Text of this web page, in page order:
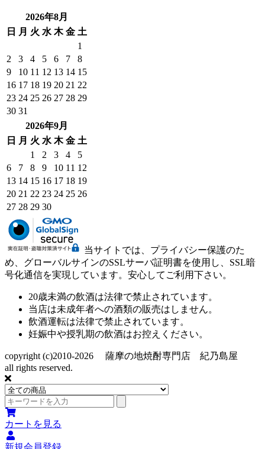
2026年8月
日
月 火 水 木 金 土
1
2
3 4 5 6 7
8
9
10 11 12 13 14 15
16 17 18 19 20 21 22
23 24 25 26 27 28 29
30 31
2026年9月
日
月 火 水 木 金 土
1
2 3 4
5
6
7 8 9 10 11 12
13 14 15 16 17 18 19
20 21 22 23 24 25 26
27 28 29 30
当サイトでは、プライバシー保護のた
め、グローバルサインのSSLサーバ証明書を使用し、SSL暗
号化通信を実現しています。安心してご利用下さい。
20歳未満の飲酒は法律で禁止されています。
当店は未成年者への酒類の販売はしません。
飲酒運転は法律で禁止されています。
妊娠中や授乳期の飲酒はお控えください。
copyright (c)2010-2026 薩摩の地焼酎専門店 紀乃島屋
all rights reserved.
カートを見る
新規会員登録